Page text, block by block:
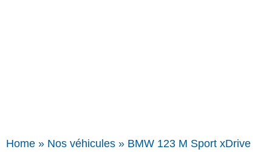
Home » Nos véhicules » BMW 123 M Sport xDrive